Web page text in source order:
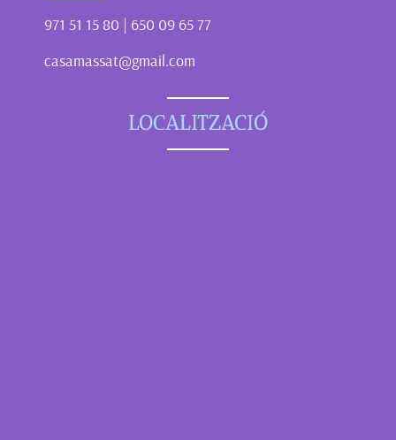
971 51 15 80 | 650 09 65 77
casamassat@gmail.com
LOCALITZACIÓ